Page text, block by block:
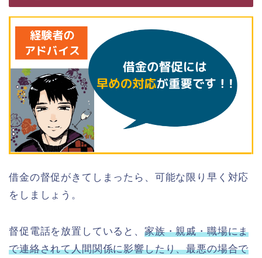
借金の督促がきてしまったら、可能な限り早く対応
をしましょう。
督促電話を放置していると、 家族・親戚・職場にま
で連絡されて人間関係に影響したり、最悪の場合で